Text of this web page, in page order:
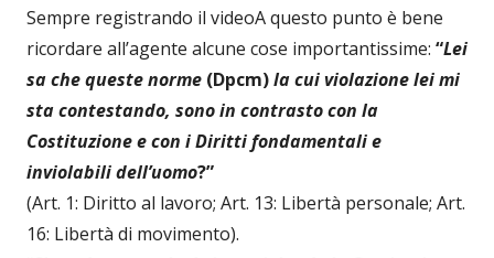
Sempre registrando il videoA questo punto è bene
ricordare all’agente alcune cose importantissime: “Lei
sa che queste norme (Dpcm)la cui violazione lei mi
sta contestando, sono in contrasto con la
Costituzione e con i Diritti fondamentali e
inviolabili dell’uomo?”
(Art. 1: Diritto al lavoro; Art. 13: Libertà personale; Art.
16: Libertà di movimento).